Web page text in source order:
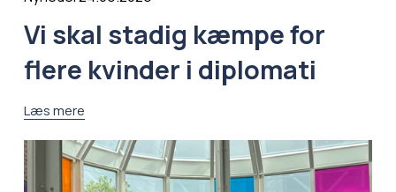
Vi skal stadig kæmpe for
flere kvinder i diplomati
Læs mere